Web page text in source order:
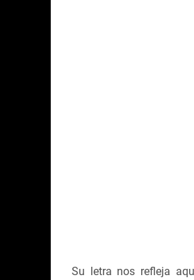
Su letra nos refleja